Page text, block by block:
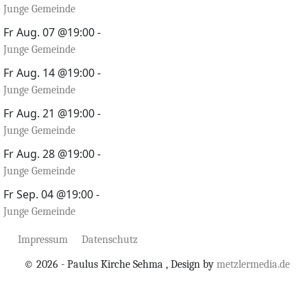
Junge Gemeinde
Fr Aug. 07 @19:00-
Junge Gemeinde
Fr Aug. 14 @19:00-
Junge Gemeinde
Fr Aug. 21 @19:00-
Junge Gemeinde
Fr Aug. 28 @19:00-
Junge Gemeinde
Fr Sep. 04 @19:00-
Junge Gemeinde
Impressum
Datenschutz
© 2026 - Paulus Kirche Sehma , Design by metzlermedia.de